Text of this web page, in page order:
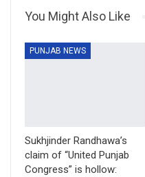
You Might Also Like
PUNJAB NEWS
Sukhjinder Randhawa’s
claim of “United Punjab
Congress” is hollow: